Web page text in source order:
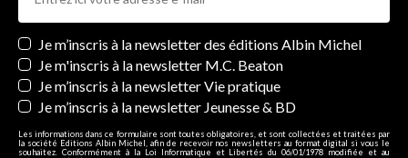
Newsletters
Je m’inscris à la newsletter des éditions Albin Michel
Je m'inscris à la newsletter M.C. Beaton
Je m’inscris à la newsletter Vie pratique
Je m’inscris à la newsletter Jeunesse & BD
Les informations dans ce formulaire sont toutes obligatoires, et sont collectées et traitées par
la société Editions Albin Michel, afin de recevoir nos newsletters au format digital si vous le
souhaitez. Conformément à la Loi Informatique et Libertés du 06/01/1978 modifiée et au